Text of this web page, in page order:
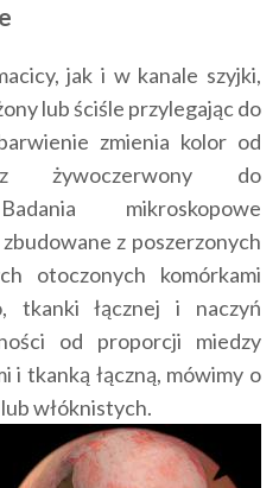
jak i w kanale szyjki,
lub ściśle przylegając do
zmienia kolor od
żywoczerwony do
mikroskopowe
z poszerzonych
otoczonych komórkami
tkanki łącznej i naczyń
od proporcji miedzy
i tkanką łączną, mówimy o
włóknistych.